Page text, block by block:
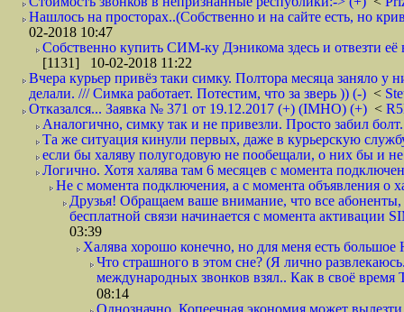
Нашлось на просторах..(Собственно и на сайте есть, но
02-2018 10:47
Собственно купить СИМ-ку Дэникома здесь и отвезти
[1131] 10-02-2018 11:22
Вчера курьер привёз таки симку. Полтора месяца заняло
делали. /// Симка работает. Потестим, что за зверь )) (-) <
Отказался... Заявка № 371 от 19.12.2017 (+) (IMHO) (+) <
Аналогично, симку так и не привезли. Просто забил
Та же ситуация кинули первых, даже в курьерскую
если бы халяву полугодовую не пообещали, о них бы и
Логично. Хотя халява там 6 месяцев с момента
Не с момента подключения, а с момента объявления о
Друзья! Обращаем ваше внимание, что все
бесплатной связи начинается с момента
03:39
Халява хорошо конечно, но для меня есть
Что страшного в этом сне? (Я лично
международных звонков взял.. Как в своё
08:14
Однозначно. Копеечная экономия может